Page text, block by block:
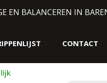
EN BALANCEREN IN
CONTACT